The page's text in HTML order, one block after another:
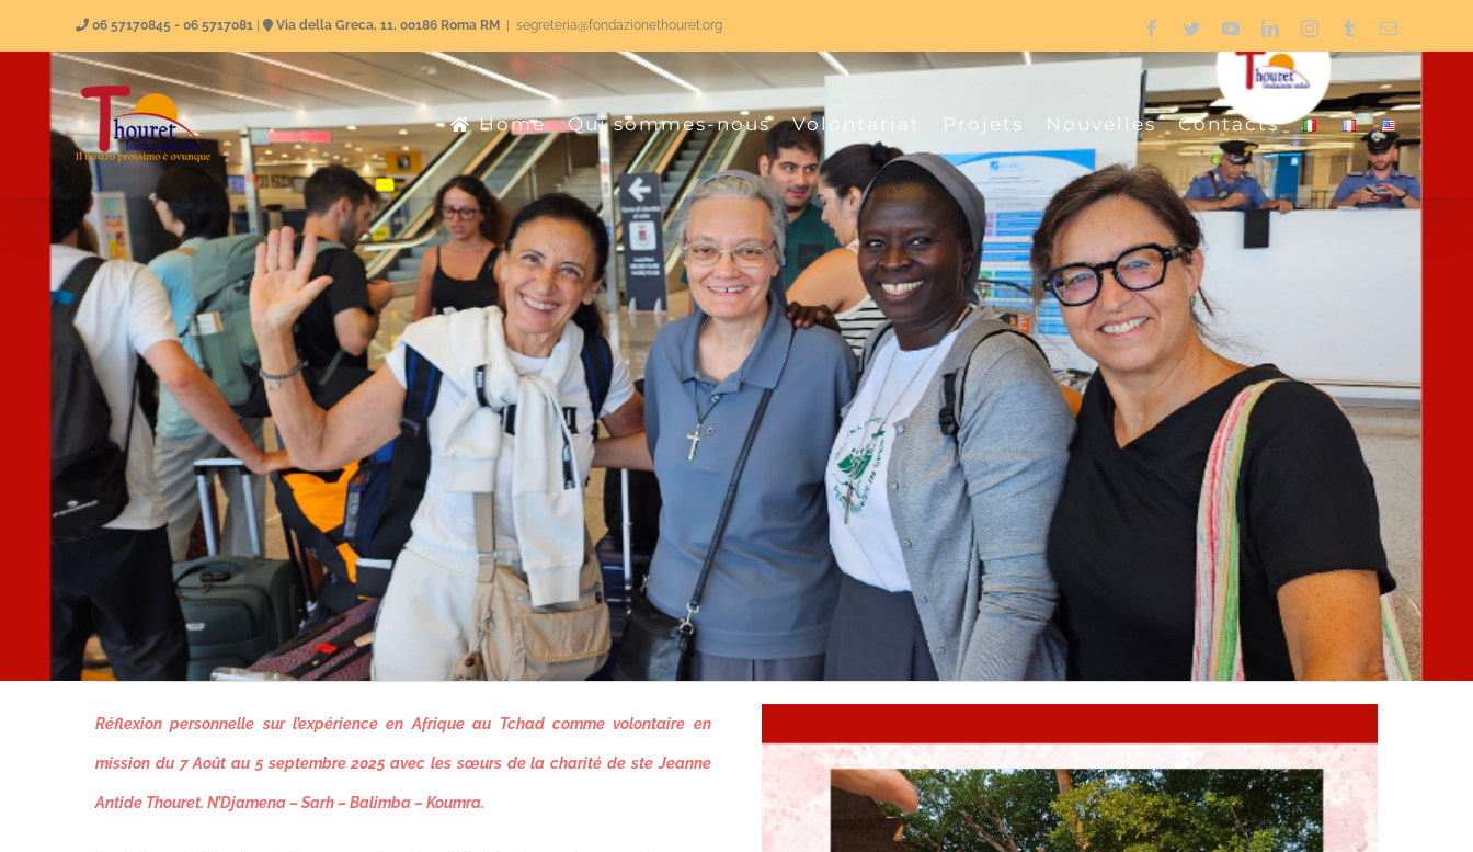
to
content
06 57170845 - 06 5717081| Via della Greca, 11, 00186 Roma RM segreteria@fondazionethouret.org Facebook
TwitterYouTubeLinkedInInstagram
TumblrEmail
Home Qui sommes-nous Volontariat Projets Nouvelles Contacts
Réflexion personnelle sur l’expérience en Afrique au Tchad comme volontaire en
mission du 7 Août au 5 septembre 2025 avec les sœurs de la charité de ste Jeanne
Antide Thouret. N’Djamena – Sarh – Balimba – Koumra.